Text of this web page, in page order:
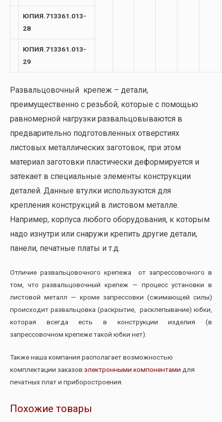
ЮПИЯ.713361.013-
28
ЮПИЯ.713361.013-
29
Развальцовочный крепеж – детали,
преимущественно с резьбой, которые с помощью
равномерной нагрузки развальцовываются в
предварительно подготовленных отверстиях
листовых металлических заготовок, при этом
материал заготовки пластически деформируется и
затекает в специальные элементы конструкции
деталей. Данные втулки используются для
крепления конструкций в листовом металле.
Например, корпуса любого оборудования, к которым
надо изнутри или снаружи крепить другие детали,
панели, печатные платы и т.д.
Отличие развальцовочного крепежа от запрессовочного в
том, что развальцовочный крепеж — процесс установки в
листовой металл — кроме запрессовки (сжимающей силы)
происходит развальцовка (раскрытие, расклепывание) юбки,
которая всегда есть в конструкции изделия (в
запрессовочном крепеже такой юбки нет).
Также наша компания располагает возможностью
комплектации заказов электронными компонентами для
печатных плат и приборостроения.
Похожие товары